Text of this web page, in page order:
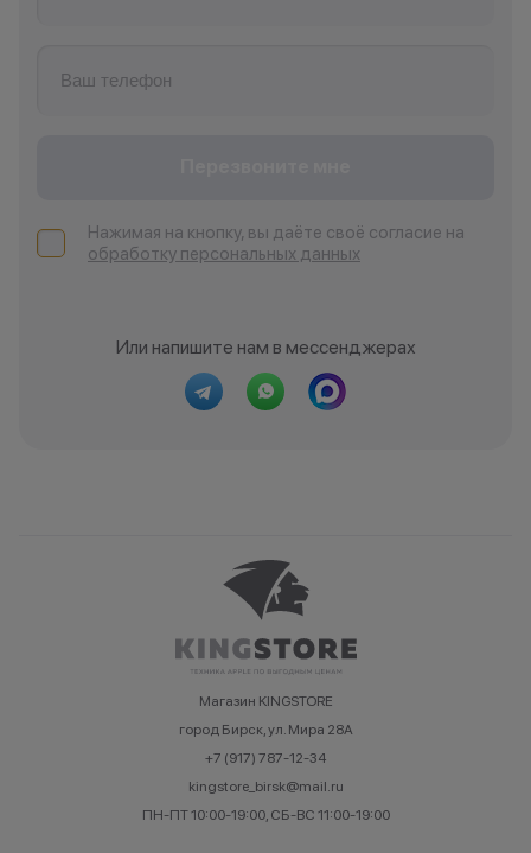
Нажимая на кнопку, вы даёте своё согласие на
обработку персональных данных
Или напишите нам в мессенджерах
Магазин KINGSTORE
город Бирск, ул. Мира 28А
+7 (917) 787-12-34
kingstore_birsk@mail.ru
ПН-ПТ 10:00-19:00, СБ-ВС 11:00-19:00